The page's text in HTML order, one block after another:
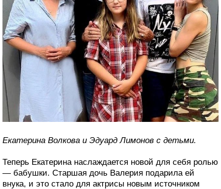
Екатерина Волкова и Эдуард Лимонов с детьми.
Теперь Екатерина наслаждается новой для себя ролью
— бабушки. Старшая дочь Валерия подарила ей
внука, и это стало для актрисы новым источником